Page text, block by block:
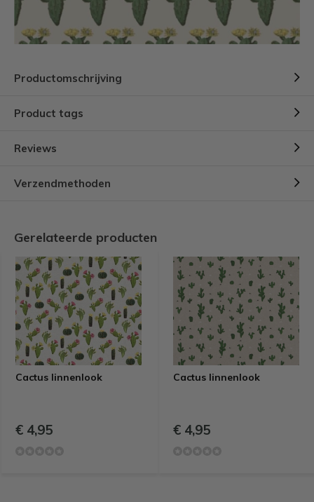
Productomschrijving
Product tags
Reviews
Verzendmethoden
Gerelateerde producten
Cactus linnenlook
€ 4,95
Cactus linnenlook
€ 4,95